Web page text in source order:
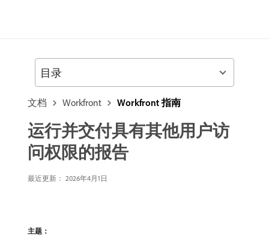
文档 Workfront Workfront 指南
运行并交付具有其他用户访
问权限的报告
最近更新： 2026年4月1日
主题：
目录